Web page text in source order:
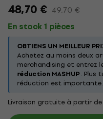
48,70 € 49,70 €
En stock 1 pièces
OBTIENS UN MEILLEUR
Achetez au moins deux
merchandising et entrez
réduction MASHUP. Plus
réduction est importante.
Livraison gratuite à partir de